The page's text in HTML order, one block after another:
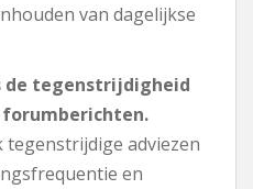
van dagelijkse
de tegenstrijdigheid
adviezen
en